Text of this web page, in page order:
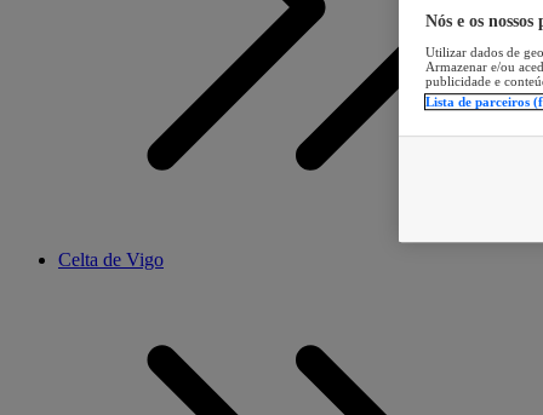
Celta de Vigo
Nós e os
Utilizar dados de
Armazenar e/ou
publicidade e
Lista de parceiros